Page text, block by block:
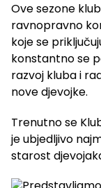
Ove sezone
ravnopravno
koje se
konstantno se
razvoj kluba i
nove djevojke.
Trenutno se
je ubjedljivo
starost